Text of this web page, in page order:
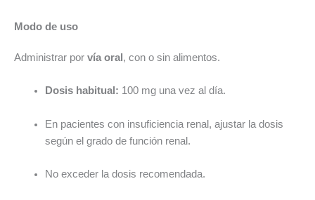
Modo de uso
Administrar por vía oral , con o sin alimentos.
Dosis habitual: 100 mg una vez al día.
En pacientes con insuficiencia renal, ajustar la dosis
según el grado de función renal.
No exceder la dosis recomendada.